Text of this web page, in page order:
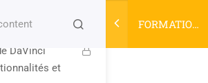
FORMATION
(7H)
DaVinci
et